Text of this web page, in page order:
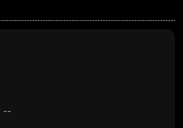
--